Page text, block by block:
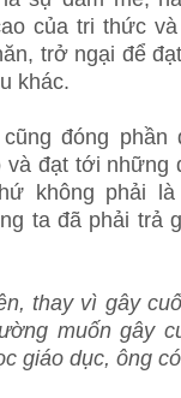
của tri thức
trở ngại để
khác.
đóng phần
đạt tới những
không phải
ta đã phải trả
thay vì gây
muốn gây
giáo dục, ông